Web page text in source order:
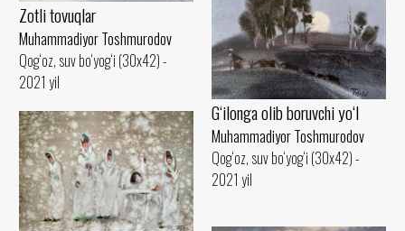
Zotli tovuqlar
Muhammadiyor Toshmurodov
Qog‘oz, suv bo‘yog‘i (30x42) -
2021 yil
G‘ilonga olib boruvchi yo‘l
Muhammadiyor Toshmurodov
Qog‘oz, suv bo‘yog‘i (30x42) -
2021 yil